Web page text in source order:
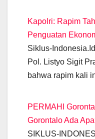
Kapolri: Rapim
Penguatan
Siklus-
Pol. Listyo Sigit
bahwa rapim kali
PERMAHI
Gorontalo Ada
SIKLUS-